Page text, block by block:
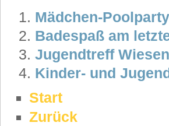
Mädchen-Poolparty
Badespaß am
Jugendtreff
Kinder- und
Start
Zurück